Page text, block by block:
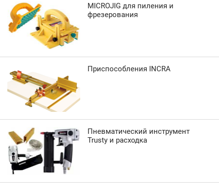
MICROJIG для пиления и
фрезерования
Приспособления INCRA
Пневматический инструмент
Trusty и расходка